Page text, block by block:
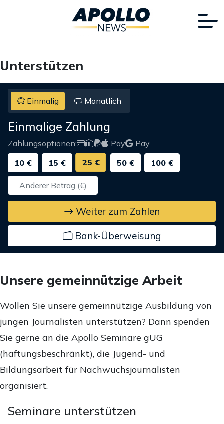
Unterstützen
Einmalig Monatlich
Einmalige Zahlung
Zahlungsoptionen: Pay
Pay
10 €
15 € 25 € 50 € 100 €
Weiter zum Zahlen
Bank-Überweisung
Unsere gemeinnützige Arbeit
Wollen Sie unsere gemeinnützige Ausbildung von
jungen Journalisten unterstützen? Dann spenden
Sie gerne an die Apollo Seminare gUG
(haftungsbeschränkt), die Jugend- und
Bildungsarbeit für Nachwuchsjournalisten
organisiert.
Seminare unterstützen